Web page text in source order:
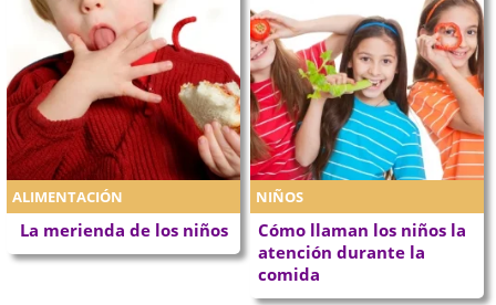
ALIMENTACIÓN
La merienda de los niños
NIÑOS
Cómo llaman los niños la
atención durante la
comida